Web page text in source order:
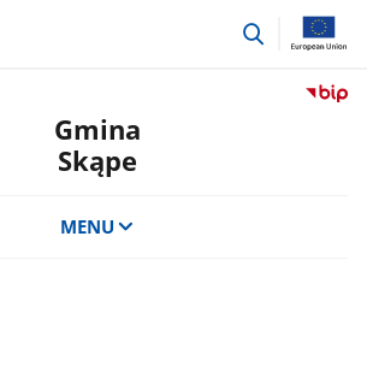
przejdź
Przejdź
Gmina
Skąpe
MENU